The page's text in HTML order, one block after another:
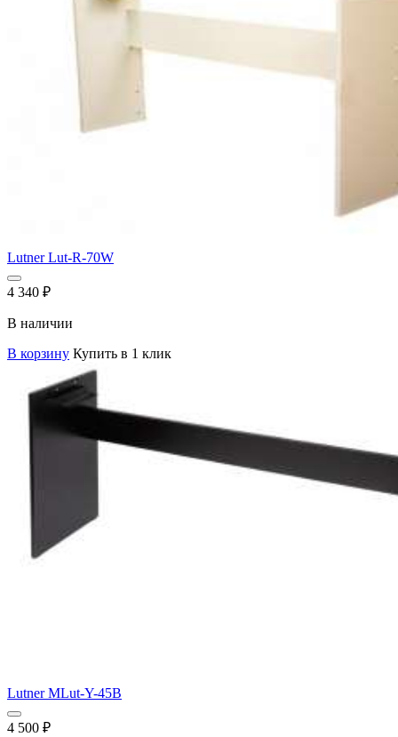
Lutner Lut-R-70W
4 340 ₽
В наличии
В корзину Купить в 1 клик
Lutner MLut-Y-45B
4 500 ₽